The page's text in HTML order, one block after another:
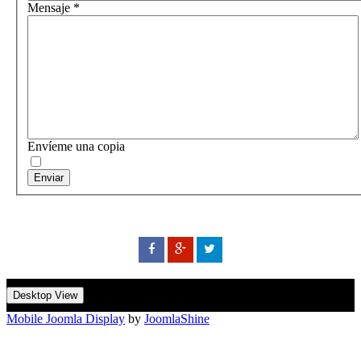
Mensaje *
Envíeme una copia
Enviar
Desktop View
Mobile Joomla Display by JoomlaShine